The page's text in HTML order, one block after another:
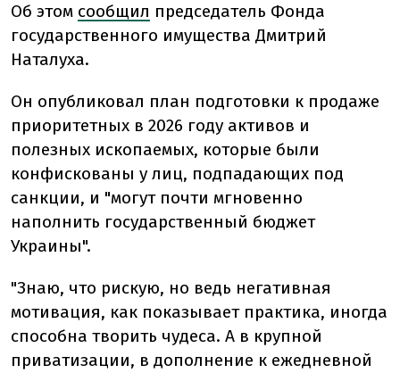
Об этом сообщил председатель Фонда
государственного имущества Дмитрий
Наталуха.
Он опубликовал план подготовки к продаже
приоритетных в 2026 году активов и
полезных ископаемых, которые были
конфискованы у лиц, подпадающих под
санкции, и "могут почти мгновенно
наполнить государственный бюджет
Украины".
"Знаю, что рискую, но ведь негативная
мотивация, как показывает практика, иногда
способна творить чудеса. А в крупной
приватизации, в дополнение к ежедневной